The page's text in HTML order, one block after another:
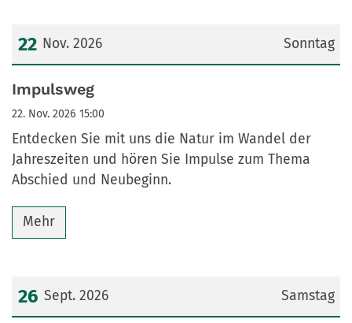
Sonntag
22 Nov. 2026
Datum: 22. November 2026
Impulsweg
22. Nov. 2026 15:00
Entdecken Sie mit uns die Natur im Wandel der
Jahreszeiten und hören Sie Impulse zum Thema
Abschied und Neubeginn.
Mehr
Samstag
26 Sept. 2026